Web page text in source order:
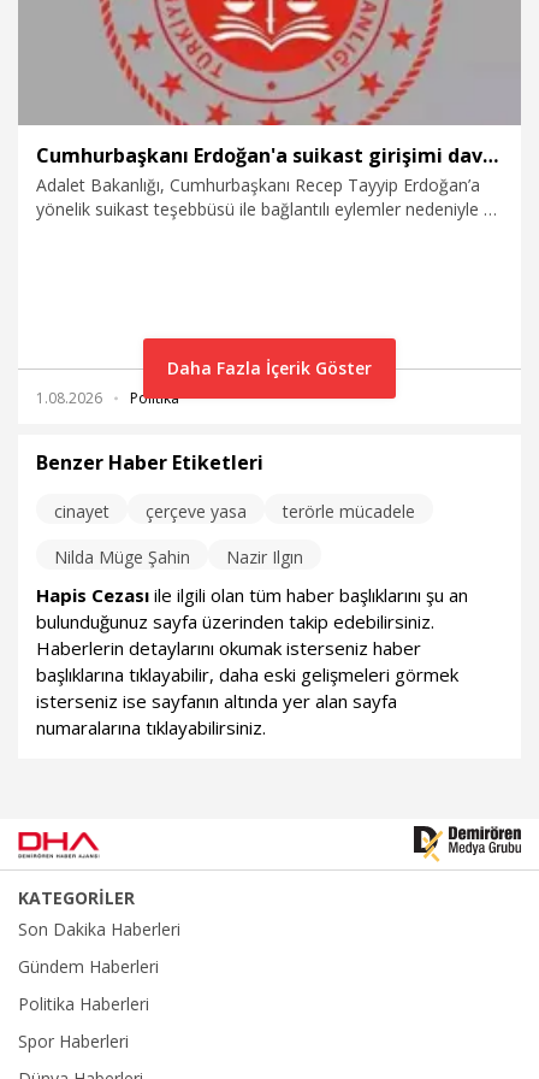
Cumhurbaşkanı Erdoğan'a suikast girişimi davasında sanıklara ağır cezalar verildi
Adalet Bakanlığı, Cumhurbaşkanı Recep Tayyip Erdoğan’a
yönelik suikast teşebbüsü ile bağlantılı eylemler nedeniyle 41
1.08.2026 Politika
Daha Fazla İçerik Göster
Benzer Haber Etiketleri
cinayet çerçeve yasa
terörle mücadele
Nilda Müge Şahin
Nazir Ilgın
Hapis Cezası ile ilgili olan tüm haber başlıklarını şu an
bulunduğunuz sayfa üzerinden takip edebilirsiniz.
Haberlerin detaylarını okumak isterseniz haber
başlıklarına tıklayabilir, daha eski gelişmeleri görmek
isterseniz ise sayfanın altında yer alan sayfa
numaralarına tıklayabilirsiniz.
KATEGORİLER
Son Dakika Haberleri
Gündem Haberleri
Politika Haberleri
Spor Haberleri